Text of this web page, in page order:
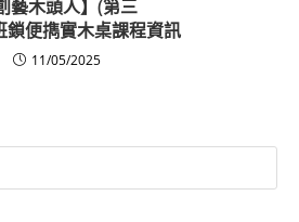
藝木頭人】(第三
鎖便擕實木桌課程資訊
11/05/2025